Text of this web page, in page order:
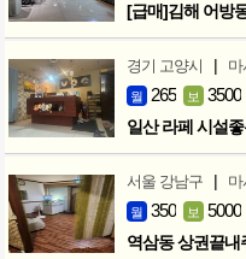
[급매]김해 어방
경기 고양시 | 마
월 265 보 3500
일산 라페 시설
서울 강남구 | 마
월 350 보 5000
역삼동 상권끝내